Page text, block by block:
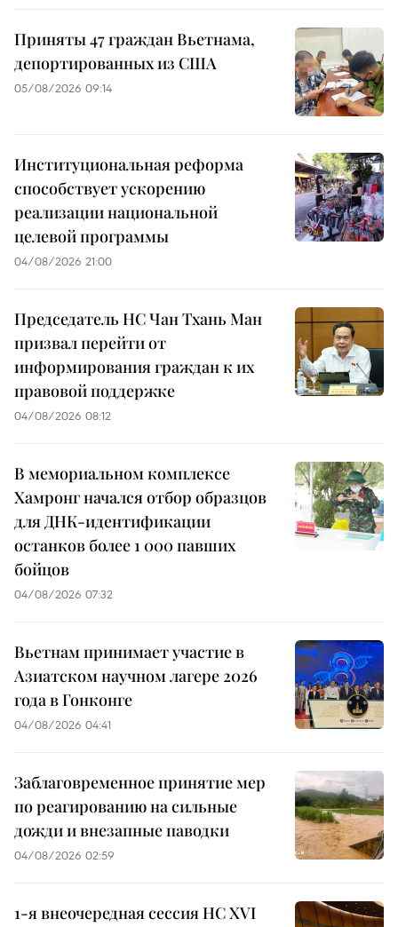
Приняты 47 граждан Вьетнама,
депортированных из США
05/08/2026 09:14
Институциональная реформа
способствует ускорению
реализации национальной
целевой программы
04/08/2026 21:00
Председатель НС Чан Тхань Ман
призвал перейти от
информирования граждан к их
правовой поддержке
04/08/2026 08:12
В мемориальном комплексе
Хамронг начался отбор образцов
для ДНК-идентификации
останков более 1 000 павших
бойцов
04/08/2026 07:32
Вьетнам принимает участие в
Азиатском научном лагере 2026
года в Гонконге
04/08/2026 04:41
Заблаговременное принятие мер
по реагированию на сильные
дожди и внезапные паводки
04/08/2026 02:59
1-я внеочередная сессия НС XVI